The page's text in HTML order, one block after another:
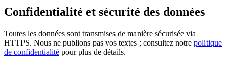
Confidentialité et sécurité des données
Toutes les données sont transmises de manière sécurisée via
HTTPS. Nous ne publions pas vos textes ; consultez notre politique
de confidentialité pour plus de détails.